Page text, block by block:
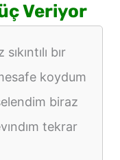
Veriyor
bır
koydum
biraz
tekrar